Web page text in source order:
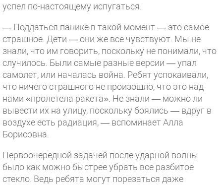
успел по-настоящему испугаться.
— Поддаться панике в такой момент — это самое
страшное. Дети — они же все чувствуют. Мы не
знали, что им говорить, поскольку не понимали, что
случилось. Были самые разные версии — упал
самолет, или началась война. Ребят успокаивали,
что ничего страшного не произошло, что это над
нами «пролетела ракета». Не знали — можно ли
вывести их на улицу, поскольку боялись — вдруг в
воздухе есть радиация, — вспоминает Алла
Борисовна.
Первоочередной задачей после ударной волны
было как можно быстрее убрать все разбитое
стекло. Ведь ребята могут порезаться даже